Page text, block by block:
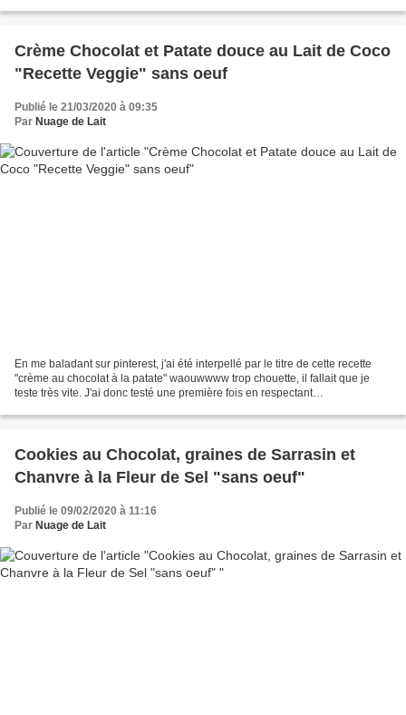
Crème Chocolat et Patate douce au Lait de Coco
"Recette Veggie" sans oeuf
Publié le 21/03/2020 à 09:35
Par Nuage de Lait
En me baladant sur pinterest, j'ai été interpellé par le titre de cette recette
"crème au chocolat à la patate" waouwwww trop chouette, il fallait que je
teste très vite. J'ai donc testé une première fois en respectant
Cookies au Chocolat, graines de Sarrasin et
Chanvre à la Fleur de Sel "sans oeuf"
Publié le 09/02/2020 à 11:16
Par Nuage de Lait